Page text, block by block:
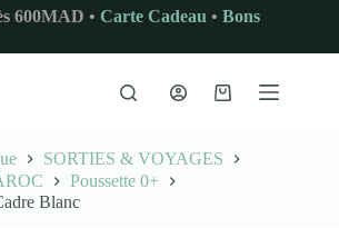
600MAD • Carte Cadeau • Bons
Panier
SORTIES & VOYAGES
Poussette 0+
Blanc